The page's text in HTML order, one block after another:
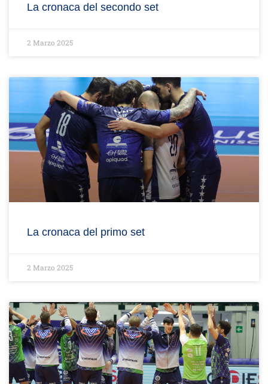
La cronaca del secondo set
2 Marzo 2025
La cronaca del primo set
2 Marzo 2025